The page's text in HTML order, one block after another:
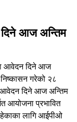
आज अन्तिम
आवेदन दिने आज
गरेको २८
आवेदन दिने आज अन्तिम
आयोजना प्रभावित
लागि आईपीओ